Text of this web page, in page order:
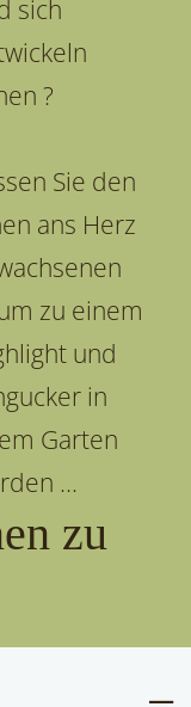
sich
?
Sie den
ans Herz
zu einem
und
in
Garten
...
zu